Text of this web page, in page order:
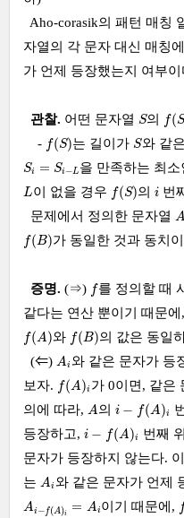
Aho-corasik의 패턴 매칭
자열의 각 문자 대신 매칭
가 언제 등장했는지 여부
관찰. 어떤 문자열 S
S의 f(
f(S)
- f(S)
(S ) 는 길이가 S
S와 같
Si = Si−L
Si −L 을 만족하는 최소
L
L 이 없을 경우 f(S)
(S ) 의ii 번
문제에서 정의한 문자열 A
A
f(B)
(B) 가 동일한 것과 동치
증명. (⇒) f
f 를 정의할 때
같다는 연산 뿐이기 때문에
f(A)
(A ) 와 f(B)
(B) 의 값은 동일
(⇐) Ai
A 와 같은 문자가 등
보자. f(A)i
(A )i 가 0이면, 같은
의에 따라, A
A의 i − f(A)i
i− A)
등장하고, i − f(A)i
i− A) 번째
문자가 등장하지 않는다. 이
는 Ai
A 와 같은 문자가 언제
Ai− f(A)i = Ai
A 이기 때문에, f